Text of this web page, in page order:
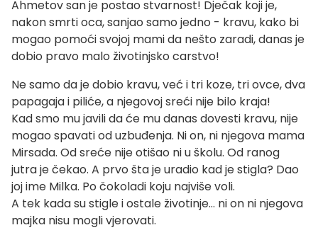
Ahmetov san je postao stvarnost! Dječak koji je,
nakon smrti oca, sanjao samo jedno - kravu, kako bi
mogao pomoći svojoj mami da nešto zaradi, danas je
dobio pravo malo životinjsko carstvo!
Ne samo da je dobio kravu, već i tri koze, tri ovce, dva
papagaja i piliće, a njegovoj sreći nije bilo kraja!
Kad smo mu javili da će mu danas dovesti kravu, nije
mogao spavati od uzbuđenja. Ni on, ni njegova mama
Mirsada. Od sreće nije otišao ni u školu. Od ranog
jutra je čekao. A prvo šta je uradio kad je stigla? Dao
joj ime Milka. Po čokoladi koju najviše voli.
A tek kada su stigle i ostale životinje… ni on ni njegova
majka nisu mogli vjerovati.